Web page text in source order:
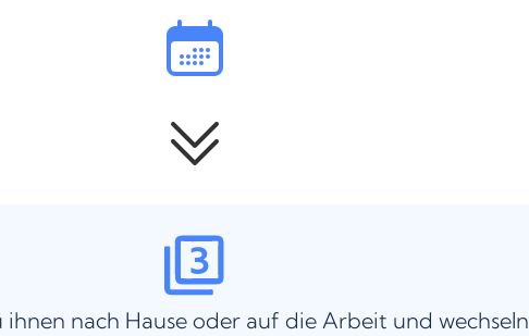
nach Hause oder auf die Arbeit und wechseln